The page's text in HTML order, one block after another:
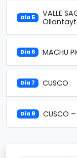
Día 5
VALLE
Día 6 MACHU
Día 7 CUSCO
Día 8 CUSCO